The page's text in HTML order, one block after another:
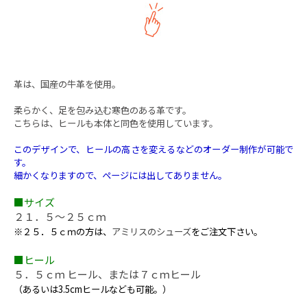
革は、国産の牛革を使用。
柔らかく、足を包み込む寒色のある革です。
こちらは、ヒールも本体と同色を使用しています。
このデザインで、ヒールの高さを変えるなどのオーダー制作が可能で
す。
細かくなりますので、ページには出してありません。
■サイズ
２１．５〜２５ｃｍ
※２５．５ｃｍの方は、 アミリスのシューズをご注文下さい。
■ヒール
５．５ｃｍ ヒール、または７ｃｍヒール
（あるいは3.5cmヒールなども可能。）